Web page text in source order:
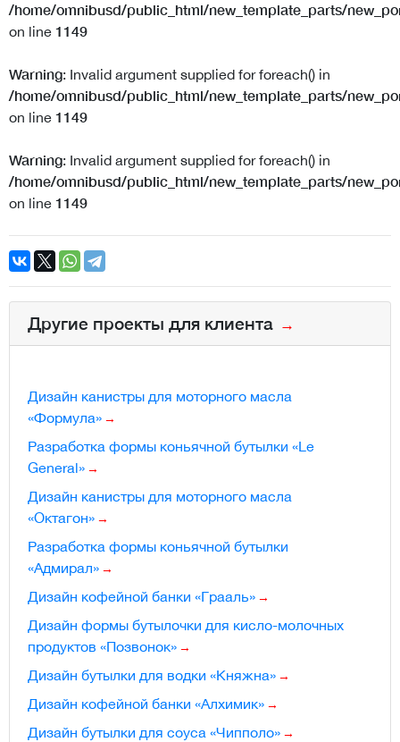
/home/omnibusd/public_html/new_template_parts/
on line 1149
Warning: Invalid argument supplied for foreach() in
/home/omnibusd/public_html/new_template_parts/
on line 1149
Warning: Invalid argument supplied for foreach() in
/home/omnibusd/public_html/new_template_parts/
on line 1149
Другие проекты для клиента
Дизайн канистры для моторного масла
«Формула»
Разработка формы коньячной бутылки «Le
General»
Дизайн канистры для моторного масла
«Октагон»
Разработка формы коньячной бутылки
«Адмирал»
Дизайн кофейной банки «Грааль»
Дизайн формы бутылочки для кисло-молочных
продуктов «Позвонок»
Дизайн бутылки для водки «Княжна»
Дизайн кофейной банки «Алхимик»
Дизайн бутылки для соуса «Чипполо»